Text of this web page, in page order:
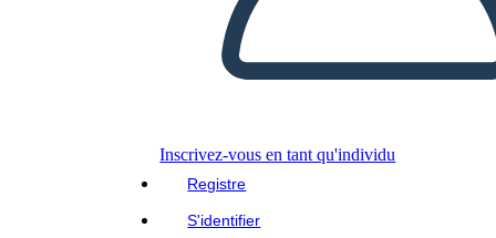
Inscrivez-vous en tant qu'individu
Registre
S'identifier